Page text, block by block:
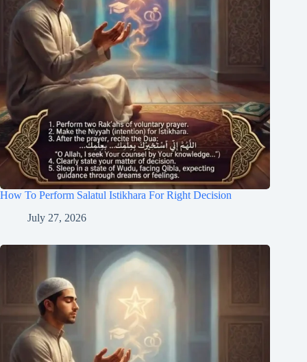
How To Perform Salatul Istikhara For Right Decision
July 27, 2026